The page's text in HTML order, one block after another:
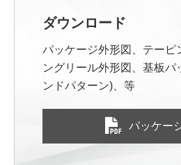
ダウンロード
パッケージ外形図、テーピ
ングリール外形図、基板パ
ンドパターン)、等
パッケー